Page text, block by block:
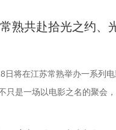
，江苏世纪新城投资控股集
盐城幼儿师范高等专科学校
业专家、平台代表及影视公
形态的深度对话与跨界共振
熟共赴拾光之约、
日将在江苏常熟举办一系列
只是一场以电影之名的聚会